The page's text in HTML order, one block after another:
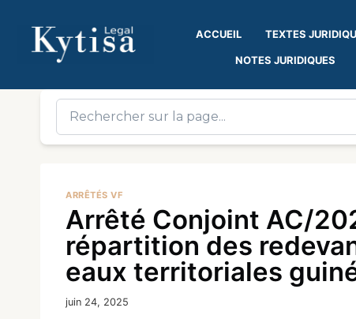
ACCUEIL TEXTES
NOTES JURIDIQUES
ARRÊTÉS VF
Arrêté Conjoint AC/
répartition des
eaux territoriales
juin 24, 2025